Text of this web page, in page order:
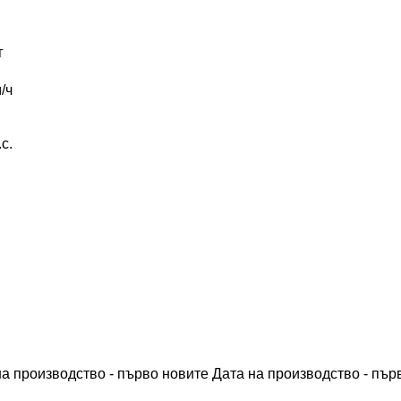
ч
производство - първо новите Дата на производство -